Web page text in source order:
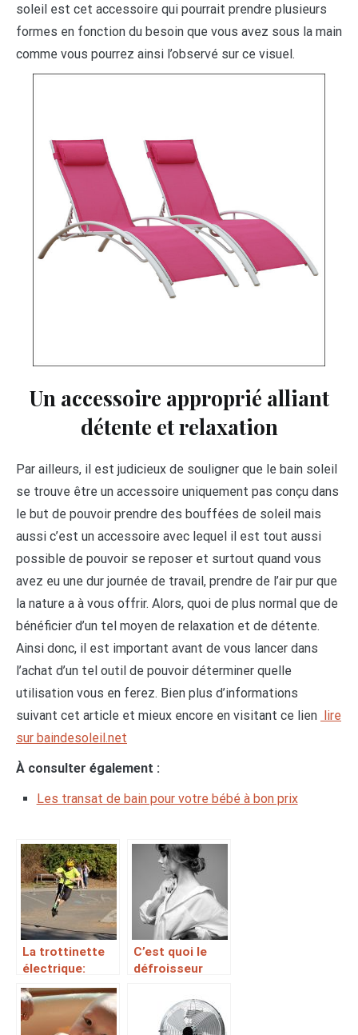
soleil est cet accessoire qui pourrait prendre plusieurs
formes en fonction du besoin que vous avez sous la main
comme vous pourrez ainsi l’observé sur ce visuel.
Un accessoire approprié alliant
détente et relaxation
Par ailleurs, il est judicieux de souligner que le bain soleil
se trouve être un accessoire uniquement pas conçu dans
le but de pouvoir prendre des bouffées de soleil mais
aussi c’est un accessoire avec lequel il est tout aussi
possible de pouvoir se reposer et surtout quand vous
avez eu une dur journée de travail, prendre de l’air pur que
la nature a à vous offrir. Alors, quoi de plus normal que de
bénéficier d’un tel moyen de relaxation et de détente.
Ainsi donc, il est important avant de vous lancer dans
l’achat d’un tel outil de pouvoir déterminer quelle
utilisation vous en ferez. Bien plus d’informations
suivant cet article et mieux encore en visitant ce lien
lire
sur baindesoleil.net
À consulter également :
Les transat de bain pour votre bébé à bon prix
La trottinette
électrique:
moins
fatiguante et
plus pratique
C’est quoi le
défroisseur